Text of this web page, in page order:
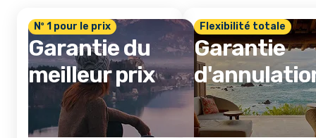
Nº 1 pour le prix
Garantie du
meilleur prix
Flexibilité totale
Garantie